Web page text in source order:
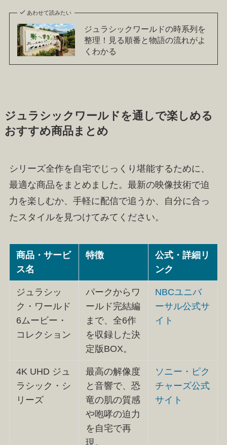
あわせて読みたい
ジュラシックワールドの時系列を
整理！見る順番と物語の流れがよ
くわかる
ジュラシックワールドを通しで楽しめる
おすすめ商品まとめ
シリーズ全作を自宅でじっくり堪能するために、
最適な商品をまとめました。最新の映像技術で迫
力を楽しむか、手軽に配信で追うか、自分に合っ
たスタイルを見つけてみてください。
商品・サービ
ス名
特徴
公式・詳細リ
ンク
ジュラシッ
ク・ワールド
6ムービー・
コレクション
パークからワ
ールド完結編
まで、全6作
を収録した決
定版BOX。
NBCユニバ
ーサル公式サ
イト
4K UHD ジュ
ラシック・シ
リーズ
最高の解像度
と音響で、恐
竜の肌の質感
や咆哮の迫力
を自宅で再
現。
ソニー・ピク
チャーズ公式
サイト